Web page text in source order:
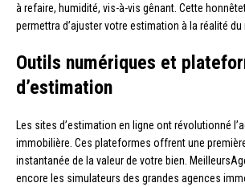
à refaire, humidité, vis-à-vis gênant. Cette
permettra d’ajuster votre estimation à la réalité du
Outils numériques et
d’estimation
Les sites d’estimation en ligne ont révolutionné
immobilière. Ces plateformes offrent une
instantanée de la valeur de votre bien.
encore les simulateurs des grandes agences